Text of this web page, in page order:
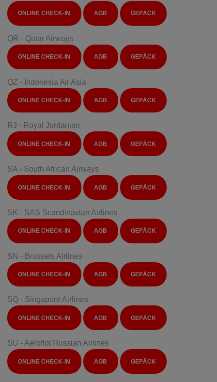
ONLINE CHECK-IN AGB GEPÄCK
QR - Qatar Airways
ONLINE CHECK-IN AGB GEPÄCK
QZ - Indonesia Air Asia
ONLINE CHECK-IN AGB GEPÄCK
RJ - Royal Jordanian
ONLINE CHECK-IN AGB GEPÄCK
SA - South African Airways
ONLINE CHECK-IN AGB GEPÄCK
SK - SAS Scandinavian Airlines
ONLINE CHECK-IN AGB GEPÄCK
SN - Brussels Airlines
ONLINE CHECK-IN AGB GEPÄCK
SQ - Singapore Airlines
ONLINE CHECK-IN AGB GEPÄCK
SU - Aeroflot Russian Airlines
ONLINE CHECK-IN AGB GEPÄCK